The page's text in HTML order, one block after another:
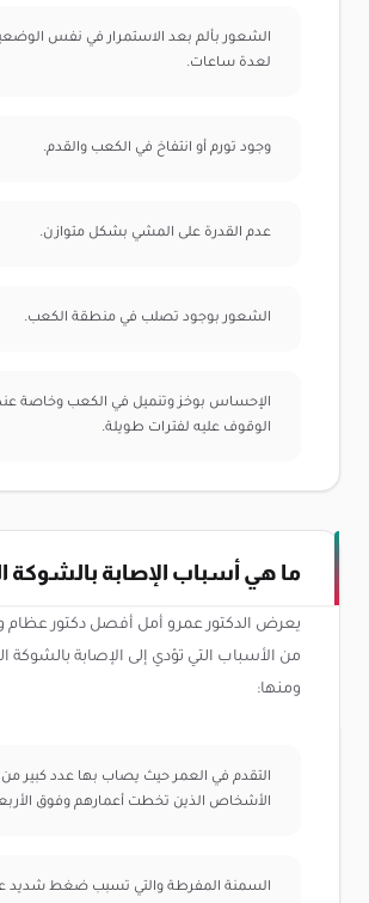
الشعور بألم بعد الاستمرار في نفس
لعدة ساعات.
وجود تورم أو انتفاخ في الكعب والقدم.
عدم القدرة على المشي بشكل متوازن.
الشعور بوجود تصلب في منطقة الكعب.
الإحساس بوخز وتنميل في الكعب وخاصة
الوقوف عليه لفترات طويلة.
ما هي أسباب الإصابة بالشوكة
يعرض الدكتور عمرو أمل أفصل دكتور
من الأسباب التي تؤدي إلى الإصابة بالشوكة
ومنها:
التقدم في العمر حيث يصاب بها عدد كبير من
الأشخاص الذين تخطت أعمارهم وفوق
السمنة المفرطة والتي تسبب ضغط شديد